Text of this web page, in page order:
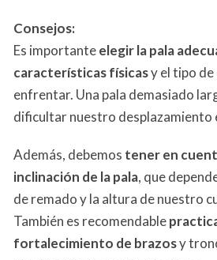
Consejos:
Es importanteelegir la pala
características físicasy el tipo de
enfrentar. Una pala demasiado
dificultar nuestro desplazamiento
Además, debemos tener en
inclinación de la pala, que
de remado y la altura de nuestro
También es recomendable
fortalecimiento de brazosy